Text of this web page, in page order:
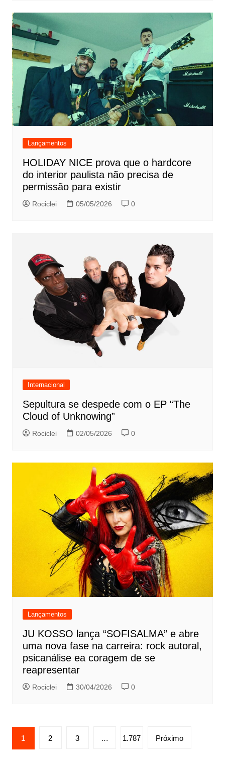
Lançamentos
HOLIDAY NICE prova que o hardcore
do interior paulista não precisa de
permissão para existir
Rociclei 05/05/2026 0
Internacional
Sepultura se despede com o EP “The
Cloud of Unknowing”
Rociclei 02/05/2026 0
Lançamentos
JU KOSSO lança “SOFISALMA” e abre
uma nova fase na carreira: rock autoral,
psicanálise ea coragem de se
reapresentar
Rociclei 30/04/2026 0
Paginação
de
1 2 3 … 1.787 Próximo